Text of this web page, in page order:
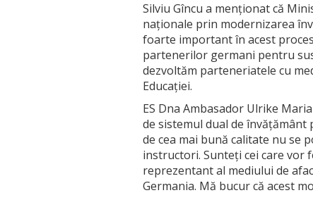
Silviu Gîncu a menționat că
naționale prin modernizarea
foarte important în acest
partenerilor germani pentru
dezvoltăm parteneriatele cu
Educației.
ES Dna Ambasador Ulrike
de sistemul dual de
de cea mai bună calitate nu se
instructori. Sunteți cei care vor
reprezentant al mediului de
Germania. Mă bucur că acest